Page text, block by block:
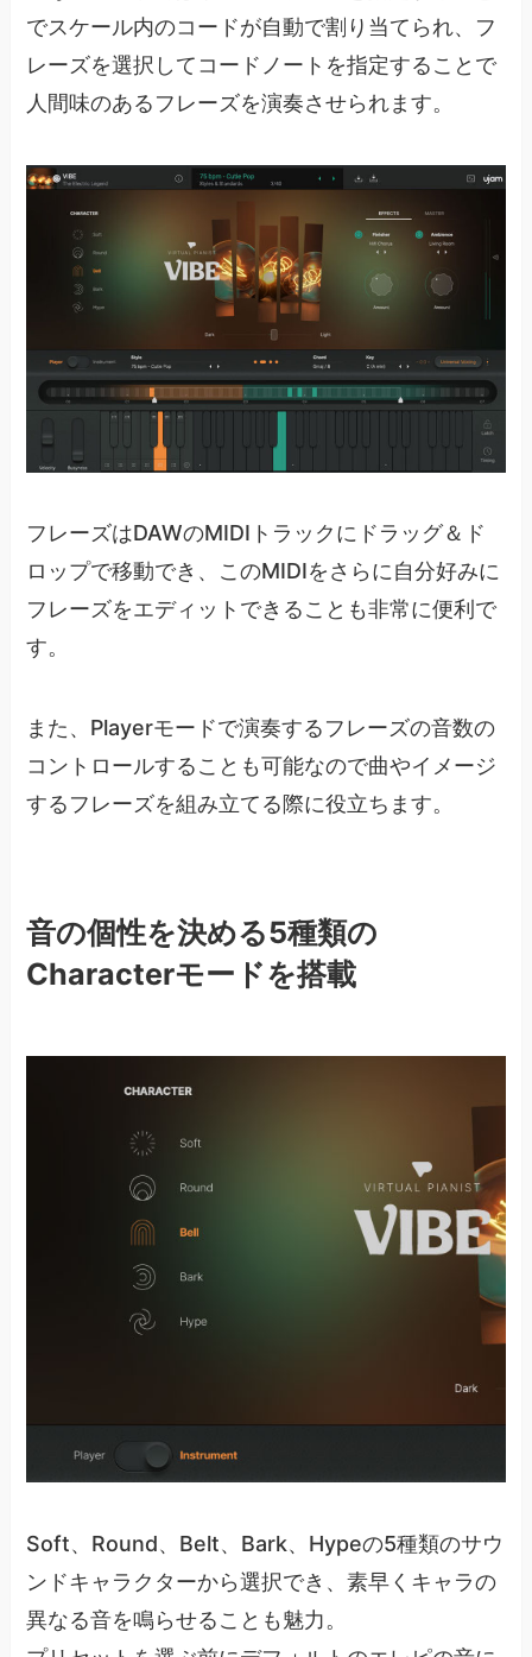
でスケール内のコードが自動で割り当てられ、フ
レーズを選択してコードノートを指定することで
人間味のあるフレーズを演奏させられます。
フレーズはDAWのMIDIトラックにドラッグ＆ド
ロップで移動でき、このMIDIをさらに自分好みに
フレーズをエディットできることも非常に便利で
す。
また、Playerモードで演奏するフレーズの音数の
コントロールすることも可能なので曲やイメージ
するフレーズを組み立てる際に役立ちます。
音の個性を決める5種類の
Characterモードを搭載
Soft、Round、Belt、Bark、Hypeの5種類のサウ
ンドキャラクターから選択でき、素早くキャラの
異なる音を鳴らせることも魅力。